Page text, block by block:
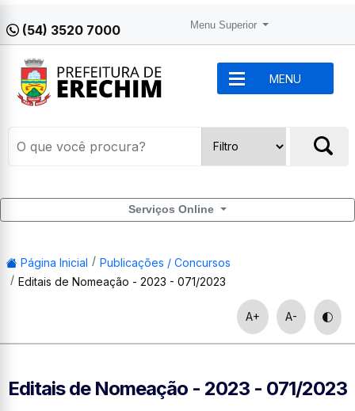
(54) 3520 7000 Menu Superior
MENU
Serviços Online
Página Inicial
Publicações / Concursos
Editais de Nomeação - 2023 - 071/2023
A+ A-
Editais de Nomeação - 2023 - 071/2023